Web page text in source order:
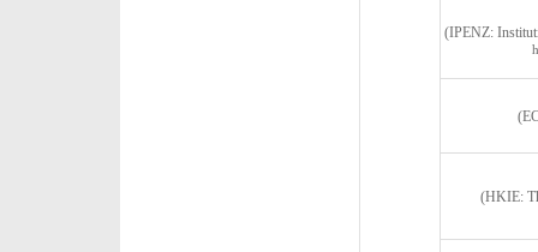
(IPENZ:
(HKIE: